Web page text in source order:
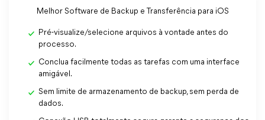
Melhor Software de Backup e Transferência para iOS
Pré-visualize/selecione arquivos à vontade antes do
processo.
Conclua facilmente todas as tarefas com uma interface
amigável.
Sem limite de armazenamento de backup, sem perda de
dados.